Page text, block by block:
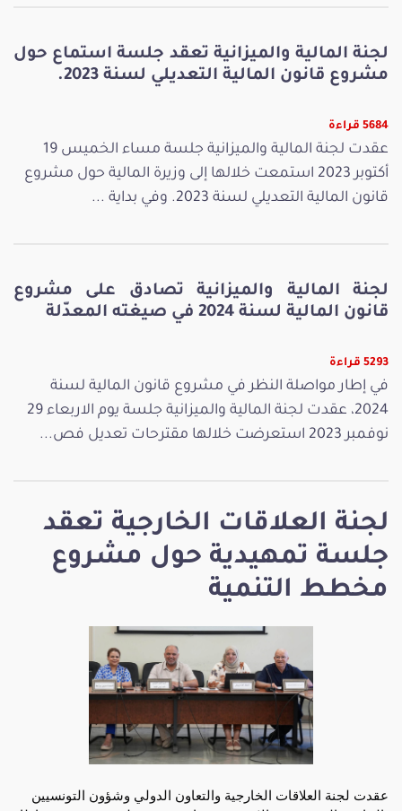
لجنة العلاقات الخارجية تعقد
جلسة تمهيدية حول مشروع
مخطط التنمية
لجنة المالية والميزانية تعقد جلسة استماع حول
مشروع قانون المالية التعديلي لسنة 2023.
5684 قراءة
عقدت لجنة المالية والميزانية جلسة مساء الخميس 19
أكتوبر 2023 استمعت خلالها إلى وزيرة المالية حول مشروع
قانون المالية التعديلي لسنة 2023. وفي بداية ...
لجنة المالية والميزانية تصادق على مشروع
قانون المالية لسنة 2024 في صيغته المعدّلة
5293 قراءة
في إطار مواصلة النظر في مشروع قانون المالية لسنة
2024، عقدت لجنة المالية والميزانية جلسة يوم الاربعاء 29
نوفمبر 2023 استعرضت خلالها مقترحات تعديل فص...